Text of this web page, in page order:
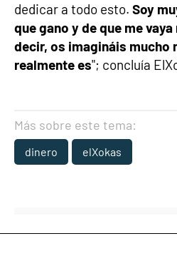
dedicar a todo esto. Soy
que gano y de que me
decir, os imagináis mucho
realmente es"; concluía
Más sobre este tema:
dinero elXokas